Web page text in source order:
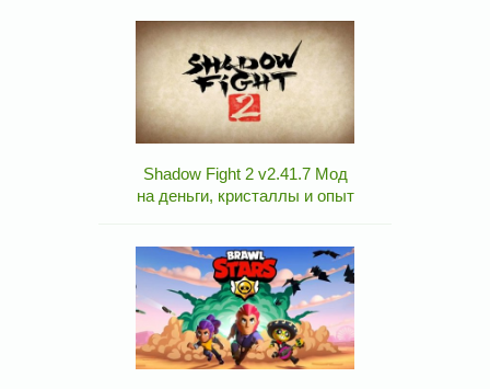
Shadow Fight 2 v2.41.7 Мод
на деньги, кристаллы и опыт